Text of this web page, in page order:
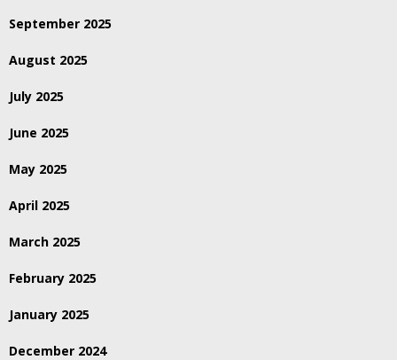
September 2025
August 2025
July 2025
June 2025
May 2025
April 2025
March 2025
February 2025
January 2025
December 2024